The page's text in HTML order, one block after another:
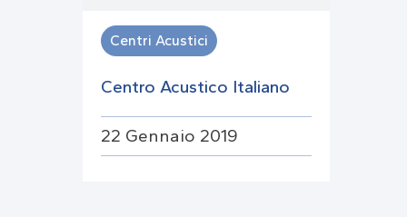
Centri Acustici
Centro Acustico Italiano
22 Gennaio 2019